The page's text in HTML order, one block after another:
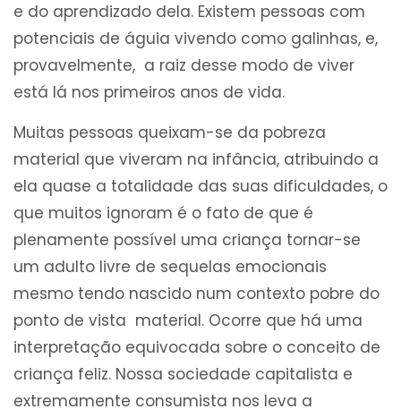
e do aprendizado dela. Existem pessoas com
potenciais de águia vivendo como galinhas, e,
provavelmente, a raiz desse modo de viver
está lá nos primeiros anos de vida.
Muitas pessoas queixam-se da pobreza
material que viveram na infância, atribuindo a
ela quase a totalidade das suas dificuldades, o
que muitos ignoram é o fato de que é
plenamente possível uma criança tornar-se
um adulto livre de sequelas emocionais
mesmo tendo nascido num contexto pobre do
ponto de vista material. Ocorre que há uma
interpretação equivocada sobre o conceito de
criança feliz. Nossa sociedade capitalista e
extremamente consumista nos leva a